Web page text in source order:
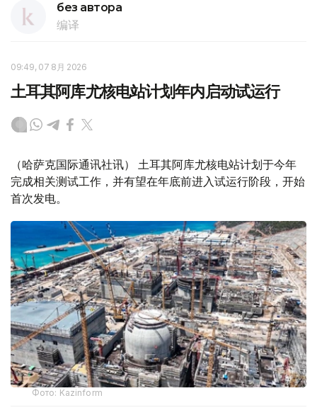
без автора
编译
09:49, 07 8月 2026
土耳其阿库尤核电站计划年内启动试运行
（哈萨克国际通讯社讯） 土耳其阿库尤核电站计划于今年
完成相关测试工作，并有望在年底前进入试运行阶段，开始
首次发电。
Фото: Kazinform